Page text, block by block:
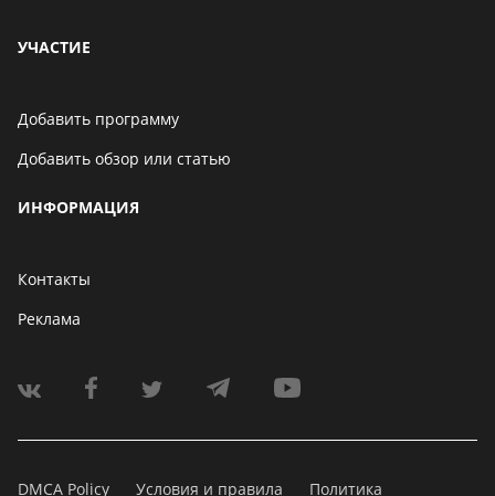
УЧАСТИЕ
Добавить программу
Добавить обзор или статью
ИНФОРМАЦИЯ
Контакты
Реклама
DMCA Policy Условия и правила Политика